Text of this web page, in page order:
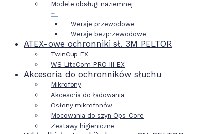
Modele obsługi naziemnej
+-
Wersje przewodowe
Wersje bezprzewodowe
ATEX-owe ochronniki sł. 3M PELTOR
TwinCup EX
WS LiteCom PRO III EX
Akcesoria do ochronników słuchu
Mikrofony
Akcesoria do ładowania
Osłony mikrofonów
Mocowania do szyn Ops-Core
Zestawy higieniczne